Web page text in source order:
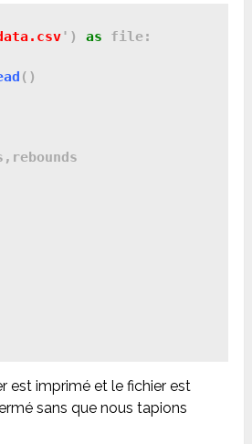
') as file:
()
est imprimé et le fichier est
sans que nous tapions